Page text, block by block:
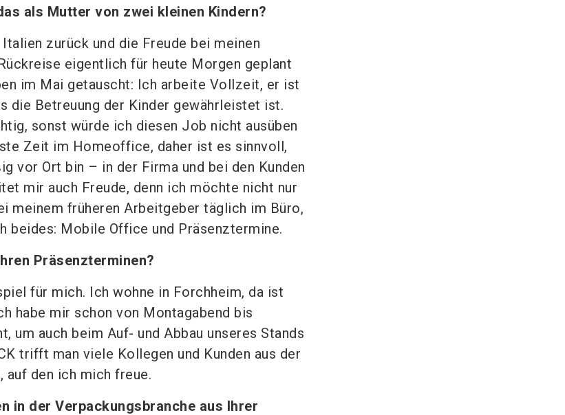
als Mutter von zwei kleinen Kindern?
zurück und die Freude bei meinen
eigentlich für heute Morgen geplant
im Mai getauscht: Ich arbeite Vollzeit, er ist
die Betreuung der Kinder gewährleistet ist.
sonst würde ich diesen Job nicht ausüben
Zeit im Homeoffice, daher ist es sinnvoll,
vor Ort bin – in der Firma und bei den Kunden
mir auch Freude, denn ich möchte nicht nur
meinem früheren Arbeitgeber täglich im Büro,
beides: Mobile Office und Präsenztermine.
Präsenzterminen?
für mich. Ich wohne in Forchheim, da ist
habe mir schon von Montagabend bis
um auch beim Auf- und Abbau unseres Stands
trifft man viele Kollegen und Kunden aus der
auf den ich mich freue.
in der Verpackungsbranche aus Ihrer